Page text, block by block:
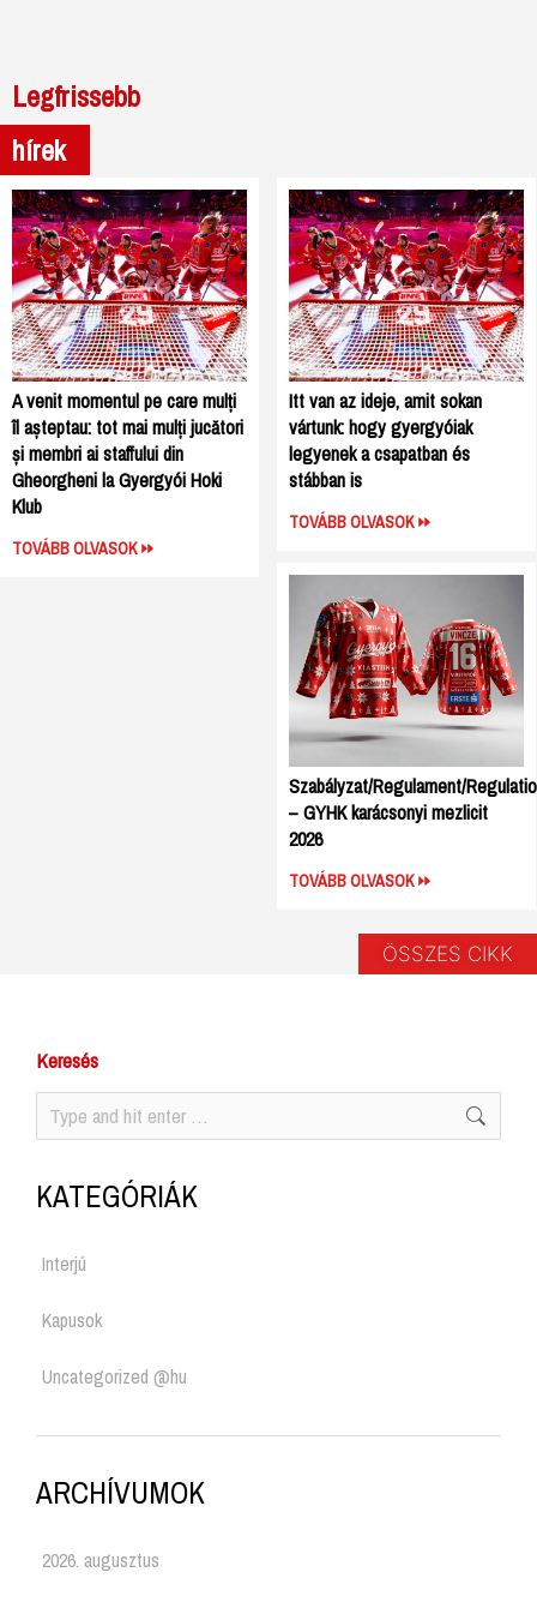
Legfrissebb
hírek
A venit momentul pe care mulți
îl așteptau: tot mai mulți jucători
și membri ai staffului din
Gheorgheni la Gyergyói Hoki
Klub
TOVÁBB OLVASOK
Itt van az ideje, amit sokan
vártunk: hogy gyergyóiak
legyenek a csapatban és
stábban is
TOVÁBB OLVASOK
Szabályzat/Regulament/
– GYHK karácsonyi mezlicit
2026
TOVÁBB OLVASOK
ÖSSZES CIKK
Keresés
KATEGÓRIÁK
Interjú
Kapusok
Uncategorized @hu
ARCHÍVUMOK
2026. augusztus